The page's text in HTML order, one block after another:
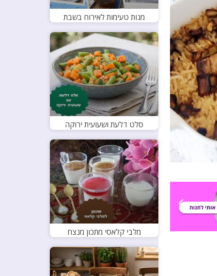
מנות טעימות לאירוח בשבת
סלט דלעת ושעועית ירוקה
מלבי קלאסי מתכון מנצח